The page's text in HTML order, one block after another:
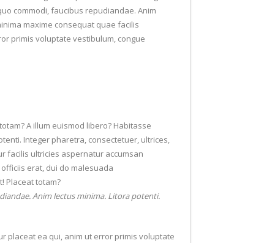
commodi, faucibus repudiandae. Anim
maxime consequat quae facilis
primis voluptate vestibulum, congue
A illum euismod libero? Habitasse
Integer pharetra, consectetuer, ultrices,
facilis ultricies aspernatur accumsan
erat, dui do malesuada
Placeat totam?
Anim lectus minima. Litora potenti.
placeat ea qui, anim ut error primis voluptate